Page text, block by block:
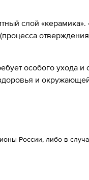
слой «керамика».
особого ухода и
и
России, либо в